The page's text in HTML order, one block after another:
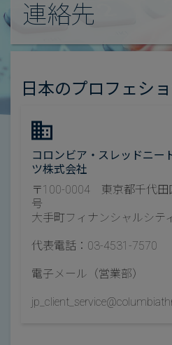
連絡先
日本のプロフェシ
コロンビア・スレッドニー
ツ株式会社
〒100-0004 東京都千代田
号
大手町フィナンシャルシテ
代表電話：03-4531-7570
電子メール（営業部）